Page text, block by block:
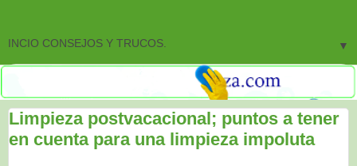
▼
Limpieza postvacacional; puntos a tener
en cuenta para una limpieza impoluta